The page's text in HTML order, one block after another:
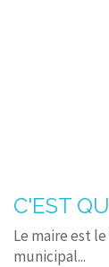
C'EST
Le maire est
municipal...